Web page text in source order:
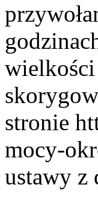
stronie
mocy-
ustawy z